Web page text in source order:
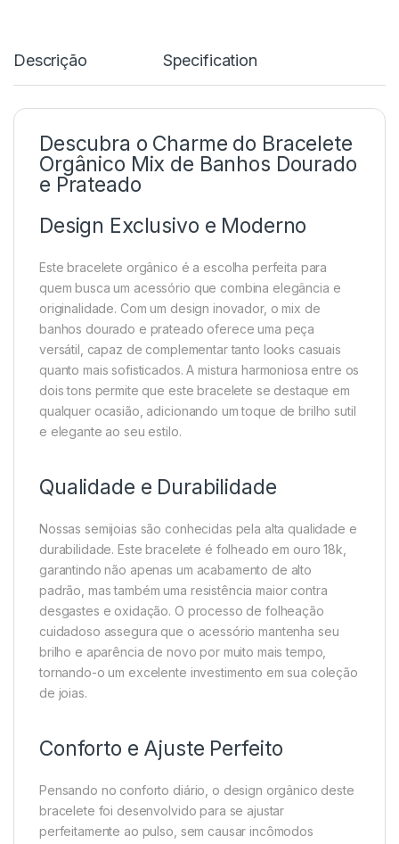
Descrição Specification
Descubra o Charme do Bracelete
Orgânico Mix de Banhos Dourado
e Prateado
Design Exclusivo e Moderno
Este bracelete orgânico é a escolha perfeita para
quem busca um acessório que combina elegância e
originalidade. Com um design inovador, o mix de
banhos dourado e prateado oferece uma peça
versátil, capaz de complementar tanto looks casuais
quanto mais sofisticados. A mistura harmoniosa entre os
dois tons permite que este bracelete se destaque em
qualquer ocasião, adicionando um toque de brilho sutil
e elegante ao seu estilo.
Qualidade e Durabilidade
Nossas semijoias são conhecidas pela alta qualidade e
durabilidade. Este bracelete é folheado em ouro 18k,
garantindo não apenas um acabamento de alto
padrão, mas também uma resistência maior contra
desgastes e oxidação. O processo de folheação
cuidadoso assegura que o acessório mantenha seu
brilho e aparência de novo por muito mais tempo,
tornando-o um excelente investimento em sua coleção
de joias.
Conforto e Ajuste Perfeito
Pensando no conforto diário, o design orgânico deste
bracelete foi desenvolvido para se ajustar
perfeitamente ao pulso, sem causar incômodos